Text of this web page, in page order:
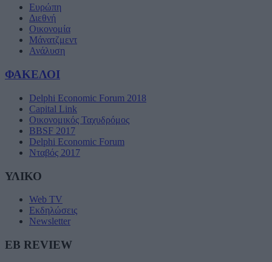
Ευρώπη
Διεθνή
Οικονομία
Μάνατζμεντ
Ανάλυση
ΦΑΚΕΛΟΙ
Delphi Economic Forum 2018
Capital Link
Οικονομικός Ταχυδρόμος
BBSF 2017
Delphi Economic Forum
Νταβός 2017
ΥΛΙΚΟ
Web TV
Εκδηλώσεις
Newsletter
EB REVIEW